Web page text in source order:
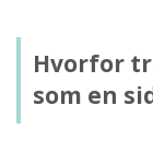
Hvorfor
som en